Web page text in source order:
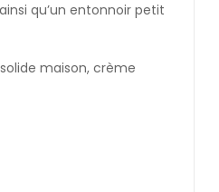
qu’un entonnoir petit
maison, crème